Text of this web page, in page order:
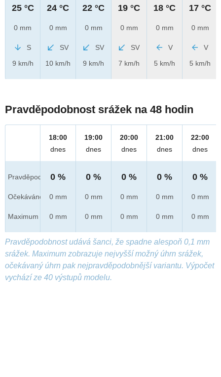
25 °C
0 mm
S
9 km/h
24 °C
0 mm
SV
10 km/h
22 °C
0 mm
SV
9 km/h
19 °C
0 mm
SV
7 km/h
18 °C
0 mm
V
5 km/h
17 °C
0 mm
V
5 km/h
Pravděpodobnost srážek na 48 hodin
Pravděpod.
Očekáváno
Maximum
18:00
dnes
0 %
0 mm
0 mm
19:00
dnes
0 %
0 mm
0 mm
20:00
dnes
0 %
0 mm
0 mm
21:00
dnes
0 %
0 mm
0 mm
22:00
dnes
0 %
0 mm
0 mm
Pravděpodobnost udává šanci, že spadne alespoň 0,1 mm
srážek. Maximum zobrazuje nejvyšší možný úhrn srážek,
očekávaný úhrn pak nejpravděpodobnější variantu. Výpočet
vychází ze 40 výstupů modelu.